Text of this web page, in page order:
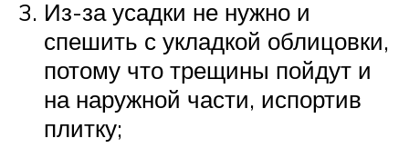
Из-за усадки не нужно и
спешить с укладкой облицовки,
потому что трещины пойдут и
на наружной части, испортив
плитку;